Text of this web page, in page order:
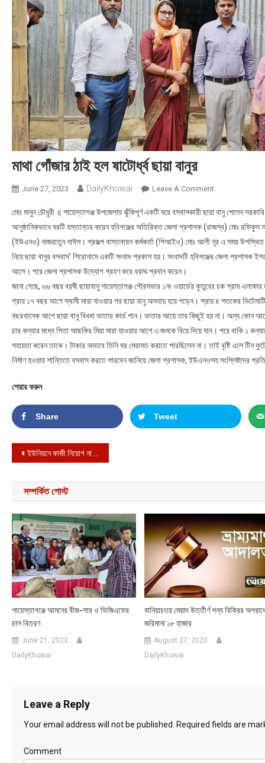
মাথা গোঁজার ঠাই হল ষাটোর্ধ্ব ছায়া বানুর
June 27, 2023 DailyKhowai Leave A CommentOn মাথা গোঁজার
মোঃ মামুন চৌধুরী ॥ শায়েস্তাগঞ্জ উপজেলায় ঝুঁকিপূর্ণ একটি ঘরে বসবাসকারী ছায়া বানু পেলেন
আনুষ্ঠানিকভাবে ঘরটি হস্তান্তর করেন হবিগঞ্জের অতিরিক্ত জেলা প্রশাসক (রাজস্ব) মোঃ রফিকুল
(ইউএনও) নাজরাতুন নাঈম। প্রকল্প বাস্তবায়ন কর্মকর্তা (পিআইও) মোঃ আলী নূর এ সময় উপস্থিত
নিয়ে ছায়া বানুর বসবাস’ শিরোনামে একটি সংবাদ প্রকাশ হয়। সংবাদটি হবিগঞ্জের জেলা প্রশাসক
আসে। পরে জেলা প্রশাসক উদ্যোগ গ্রহণ করে বরাদ্দ প্রদান করেন।
জানা গেছে, ৬৬ বছর বয়ষী ছায়াবানু শায়েস্তাগঞ্জ পৌরসভার ১নং ওয়ার্ডের কুতুবের চক গ্রাম
প্রায় ১৭ বছর আগে স্বামী মারা যাওয়ার পর ছায়া বানু অসহায় হয়ে পড়েন। প্রায় ৪ শতকের
বছরখানেক আগে ছায়া বানু বিধবা ভাতার কার্ড পান। ভাতার আয়ে তার কিছুই হয় না। অন্য কোন
চার কন্যার মধ্যে পিতা আছকির মিয়া মারা যাওয়ার আগে ৩ জনকে বিয়ে দিয়ে যান। পরে বাকি ১
সহায়তা করেন তাকে। টাকার অভাবে তিনি ঘর মেরামত করাতে পারছিলেন না। তাই বৃষ্টি এলে টিন
নির্মাণ হওয়ায় শান্তিতে বসবাস করতে পারবেন জানিয়ে জেলা প্রশাসক, ইউএনওসহ সংশ্লিষ্টদের
শেয়ার করুন
Share Tweet
Post navigation
ইউনিয়নে কাজী নিয়োগ না দেওয়ায় জনদুর্ভোগ
সম্পর্কিত পোস্ট
শায়েস্তাগঞ্জে আমনের বীজ-সার ও ভিজিএফের
চাল বিতরণ
June 21, 2023
DailyKhowai
বানিয়াচংয়ে মেয়াদ উত্তীর্ণ পন্য বিক্রির
জরিমানা ১৮ হাজার
August 27, 2020
DailyKhowai
Leave a Reply
Your email address will not be published. Required fields are
Comment